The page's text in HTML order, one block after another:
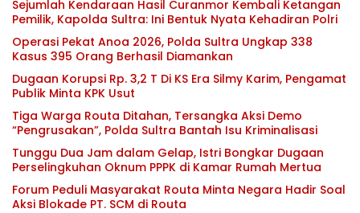
Sejumlah Kendaraan Hasil Curanmor Kembali Ketangan
Pemilik, Kapolda Sultra: Ini Bentuk Nyata Kehadiran Polri
Operasi Pekat Anoa 2026, Polda Sultra Ungkap 338
Kasus 395 Orang Berhasil Diamankan
Dugaan Korupsi Rp. 3,2 T Di KS Era Silmy Karim, Pengamat
Publik Minta KPK Usut
Tiga Warga Routa Ditahan, Tersangka Aksi Demo
“Pengrusakan”, Polda Sultra Bantah Isu Kriminalisasi
Tunggu Dua Jam dalam Gelap, Istri Bongkar Dugaan
Perselingkuhan Oknum PPPK di Kamar Rumah Mertua
Forum Peduli Masyarakat Routa Minta Negara Hadir Soal
Aksi Blokade PT. SCM di Routa